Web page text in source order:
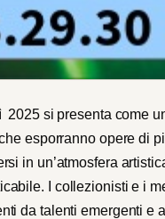
si presenta come
esporranno opere di
in un’atmosfera
I collezionisti e i
da talenti emergenti e